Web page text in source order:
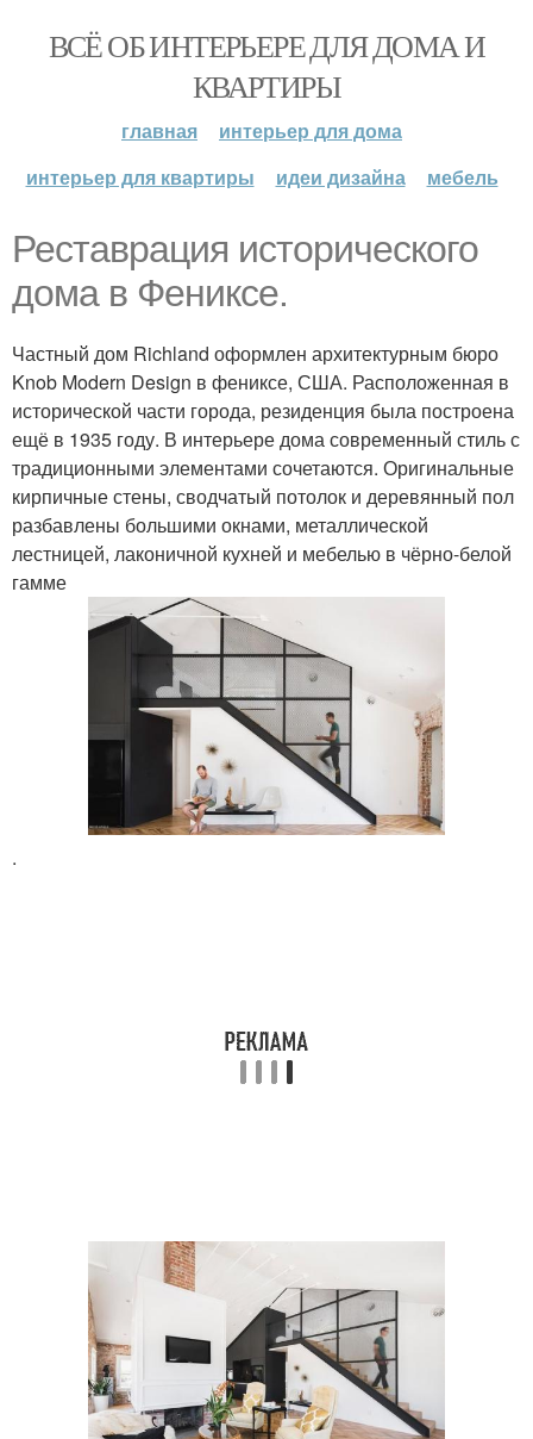
ВСЁ ОБ ИНТЕРЬЕРЕ ДЛЯ ДОМА И
КВАРТИРЫ
главная
интерьер для дома
интерьер для квартиры
идеи дизайна мебель
Реставрация исторического
дома в Фениксе.
Частный дом Richland оформлен архитектурным бюро
Knob Modern Design в фениксе, США. Расположенная в
исторической части города, резиденция была построена
ещё в 1935 году. В интерьере дома современный стиль с
традиционными элементами сочетаются. Оригинальные
кирпичные стены, сводчатый потолок и деревянный пол
разбавлены большими окнами, металлической
лестницей, лаконичной кухней и мебелью в чёрно-белой
гамме
.